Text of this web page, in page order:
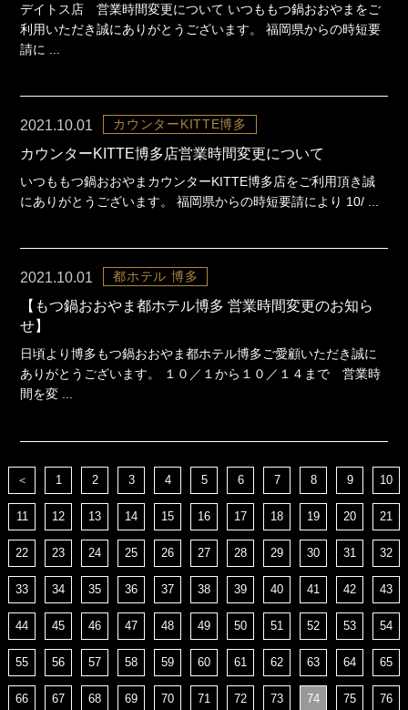
デイトス店 営業時間変更について いつももつ鍋おおやまをご
利用いただき誠にありがとうございます。 福岡県からの時短要
請に ...
2021.10.01 カウンターKITTE博多
カウンターKITTE博多店営業時間変更について
いつももつ鍋おおやまカウンターKITTE博多店をご利用頂き誠
にありがとうございます。 福岡県からの時短要請により 10/ ...
2021.10.01 都ホテル 博多
【もつ鍋おおやま都ホテル博多 営業時間変更のお知ら
せ】
日頃より博多もつ鍋おおやま都ホテル博多ご愛顧いただき誠に
ありがとうございます。 １０／１から１０／１４まで 営業時
間を変 ...
＜ 1 2 3 4 5 6 7 8 9 10
11 12 13 14 15 16 17 18 19 20 21
22 23 24 25 26 27 28 29 30 31 32
33 34 35 36 37 38 39 40 41 42 43
44 45 46 47 48 49 50 51 52 53 54
55 56 57 58 59 60 61 62 63 64 65
66 67 68 69 70 71 72 73 74 75 76